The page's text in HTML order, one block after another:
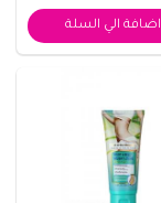
اضافة الي السلة